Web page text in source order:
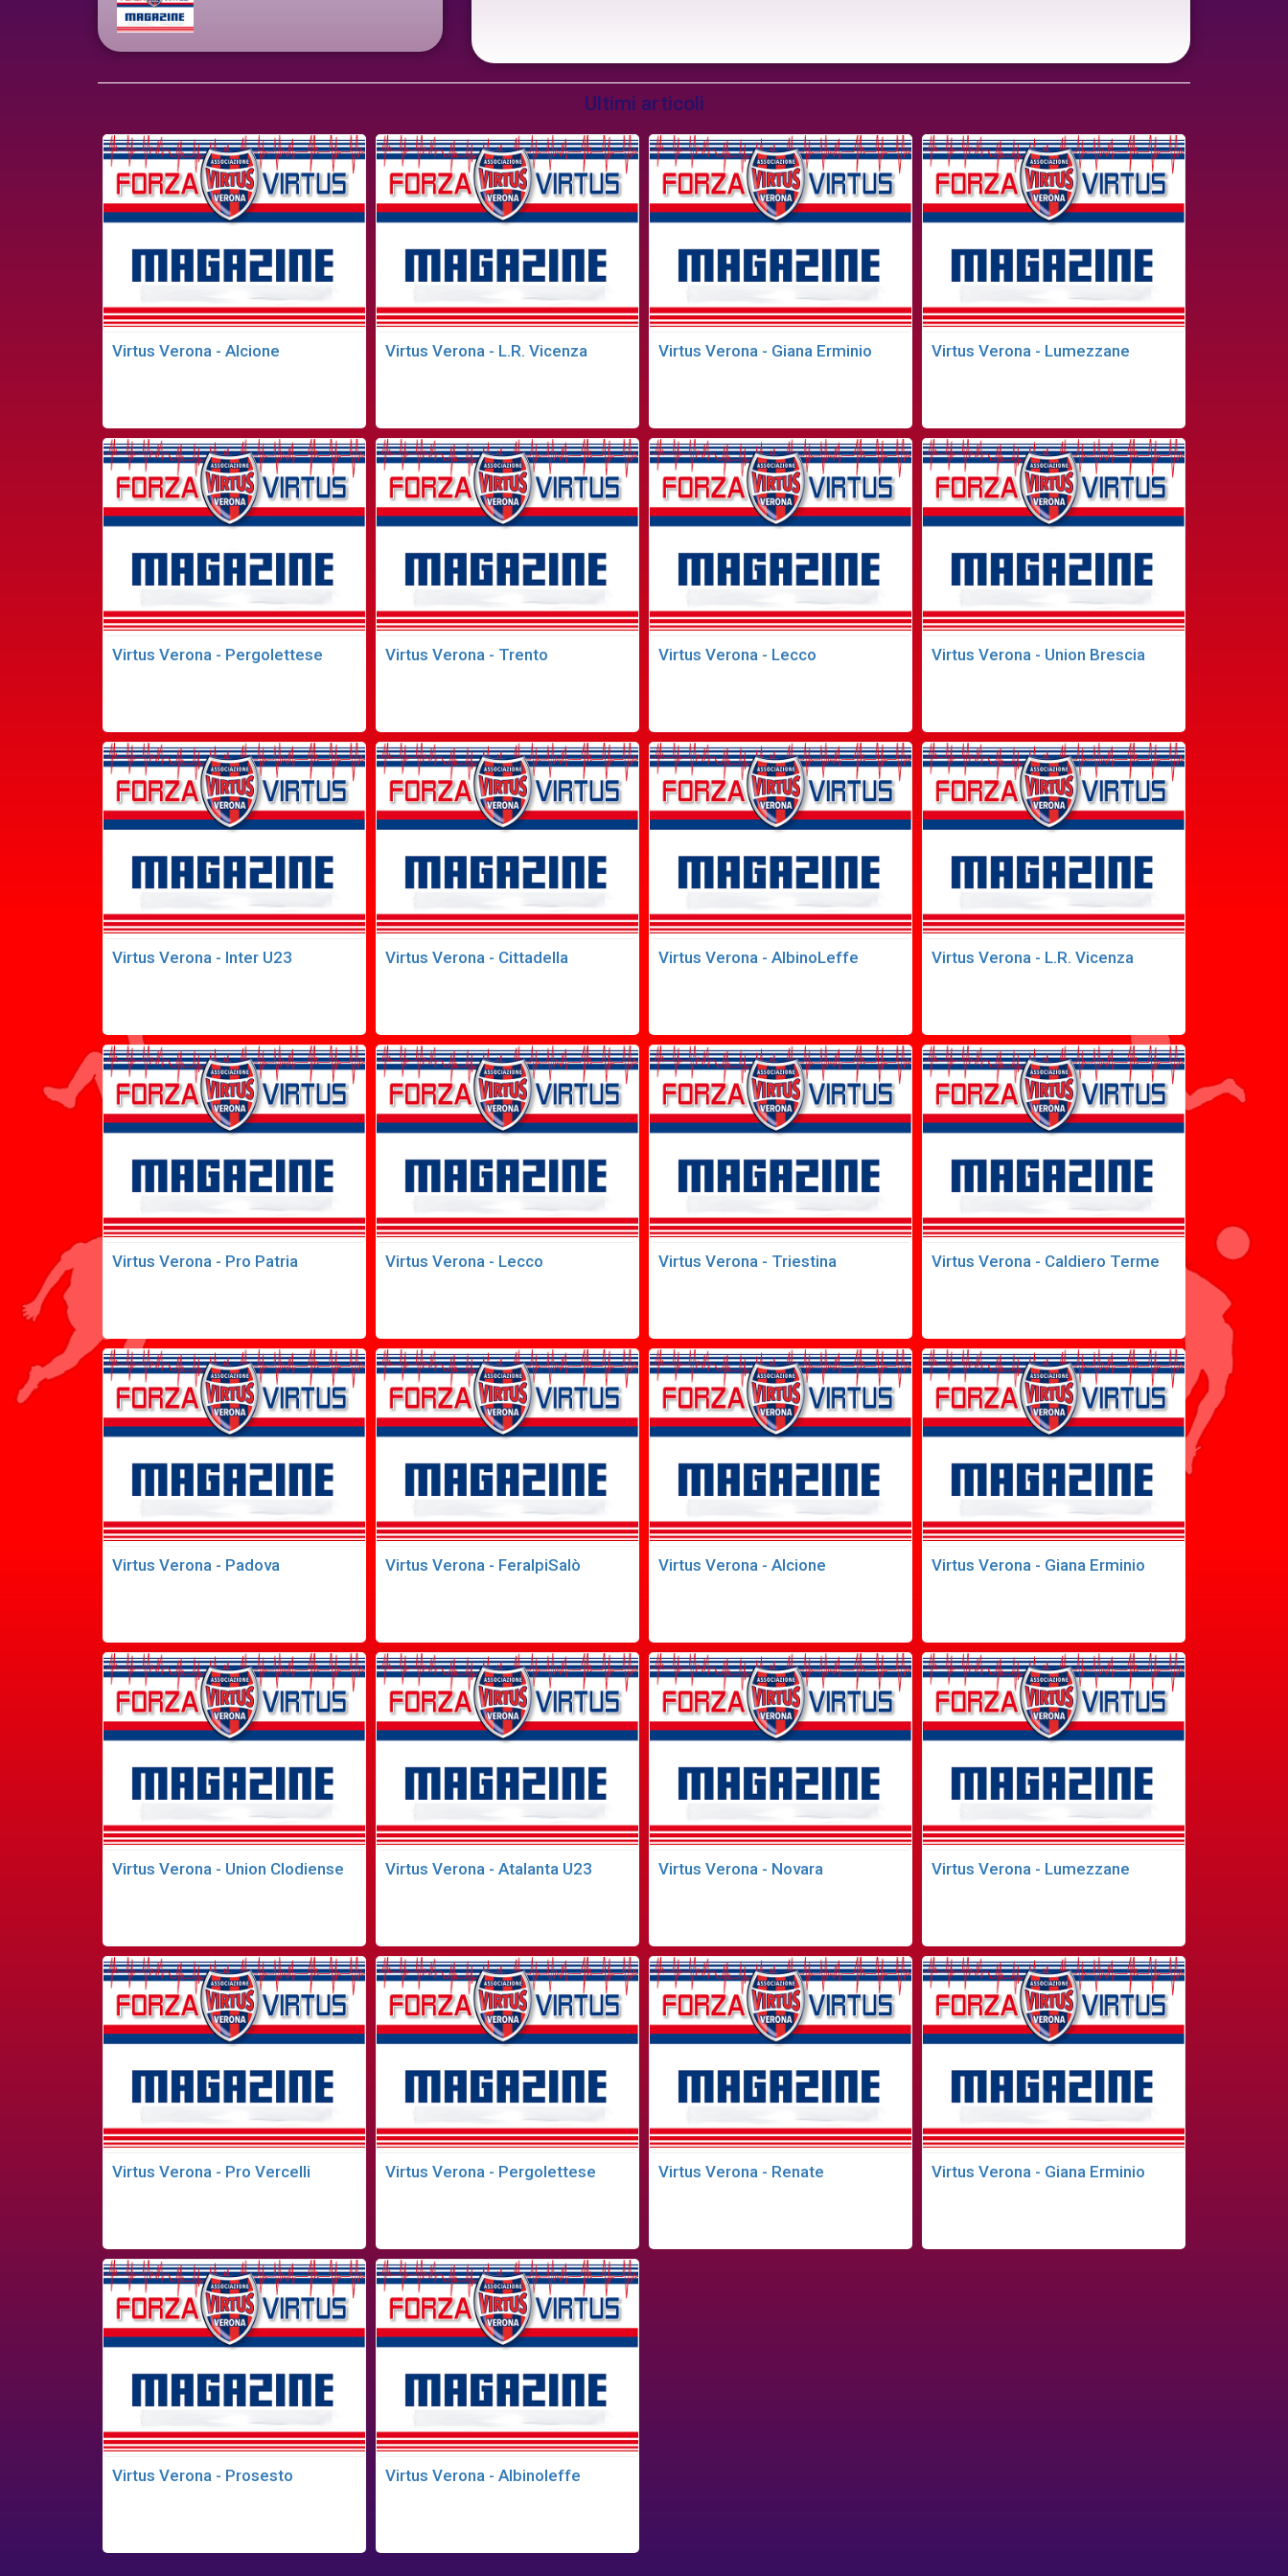
Ultimi articoli
Virtus Verona - Alcione Virtus Verona - L.R. Vicenza Virtus Verona - Giana Erminio Virtus Verona - Lumezzane
Virtus Verona - Pergolettese Virtus Verona - Trento Virtus Verona - Lecco Virtus Verona - Union Brescia
Virtus Verona - Inter U23 Virtus Verona - Cittadella Virtus Verona - AlbinoLeffe Virtus Verona - L.R. Vicenza
Virtus Verona - Pro Patria Virtus Verona - Lecco Virtus Verona - Triestina Virtus Verona - Caldiero Terme
Virtus Verona - Padova Virtus Verona - FeralpiSalò Virtus Verona - Alcione Virtus Verona - Giana Erminio
Virtus Verona - Union Clodiense Virtus Verona - Atalanta U23 Virtus Verona - Novara Virtus Verona - Lumezzane
Virtus Verona - Pro Vercelli Virtus Verona - Pergolettese Virtus Verona - Renate Virtus Verona - Giana Erminio
Virtus Verona - Prosesto Virtus Verona - Albinoleffe